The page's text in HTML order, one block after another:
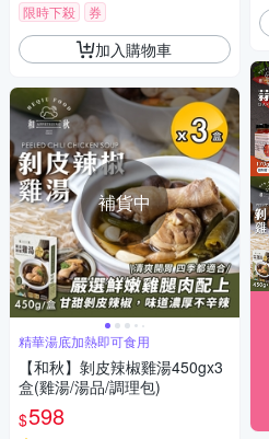
限時下殺 券
加入購物車
補貨中
精華湯底加熱即可食用
【和秋】剝皮辣椒雞湯450gx3
盒(雞湯/湯品/調理包)
$598